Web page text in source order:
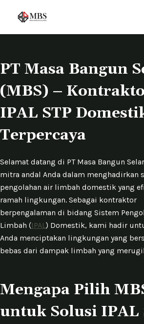
i
t
o
c
n
e
t
PT Masa Bangun
(MBS) –
IPAL STP
Terpercaya
Selamat datang di PT Masa Bangun
mitra andal Anda dalam menghadirkan
pengolahan air limbah domestik yang
ramah lingkungan. Sebagai kontraktor
berpengalaman di bidang Sistem
Limbah (IPAL) Domestik, kami hadir
Anda menciptakan lingkungan yang
bebas dari dampak limbah yang
Mengapa Pilih
untuk Solusi IPAL